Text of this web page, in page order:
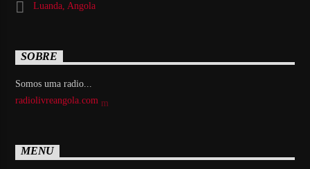
Luanda, Angola
SOBRE
Somos uma radio...
radiolivreangola.com
MENU